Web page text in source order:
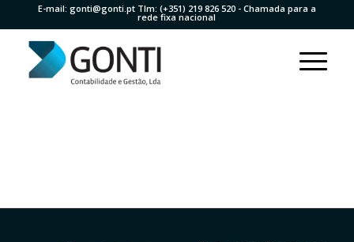
E-mail: gonti@gonti.ptTlm: (+351) 219 826 520- Chamada para a
rede fixa nacional